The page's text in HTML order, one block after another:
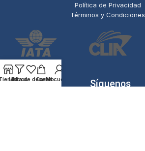
Política de Privacidad
Términos y Condiciones
Síguenos
Filtros
Lista de deseos
CarritoMi cuenta